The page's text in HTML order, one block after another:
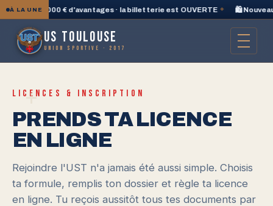
À LA UNE
5 + 2 000 € d'avantages · la billetterie est OUVERTE ◆ 🛍️ Nouveau ·
US TOULOUSE
UNION SPORTIVE · 2017
+
LICENCES & INSCRIPTION
PRENDS TA LICENCE
EN LIGNE
Rejoindre l'UST n'a jamais été aussi simple. Choisis
ta formule, remplis ton dossier et règle ta licence
en ligne. Tu reçois aussitôt tous tes documents par